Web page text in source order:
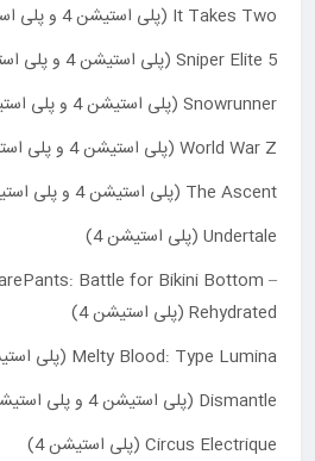
It Takes Two (پلی استیشن 4 و پلی استیشن 5)
Sniper Elite 5 (پلی استیشن 4 و پلی استیشن 5)
Snowrunner (پلی استیشن 4 و پلی استیشن 5)
World War Z (پلی استیشن 4 و پلی استیشن 5)
The Ascent (پلی استیشن 4 و پلی استیشن 5)
Undertale (پلی استیشن 4)
Battle for Bikini Bottom –
Rehydrated (پلی استیشن 4)
Melty Blood: Type Lumina (پلی استیشن 4)
Dismantle (پلی استیشن 4 و پلی استیشن 5)
Circus Electrique (پلی استیشن 4)